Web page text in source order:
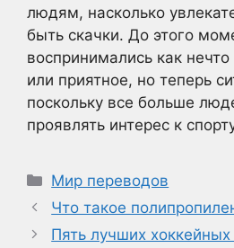
людям, насколько
быть скачки. До этого
воспринимались как
или приятное, но теперь
поскольку все больше
проявлять интерес к
Рубрики
Мир переводов
Что такое
Пять лучших